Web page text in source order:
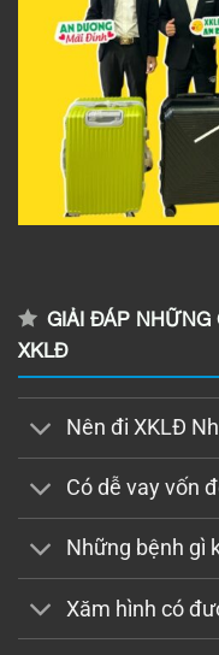
GIẢI ĐÁP NHỮNG
XKLĐ
Nên đi XKLĐ
Có dễ vay vốn
Những bệnh gì
Xăm hình có